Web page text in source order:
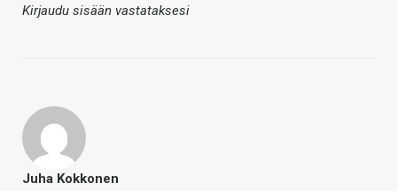
Kirjaudu sisään vastataksesi
Juha Kokkonen